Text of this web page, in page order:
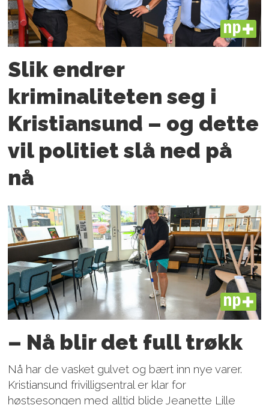
PLUS
Slik endrer
kriminaliteten seg i
Kristiansund – og dette
vil politiet slå ned på
nå
PLUS
– Nå blir det full trøkk
Nå har de vasket gulvet og bært inn nye varer.
Kristiansund frivilligsentral er klar for
høstsesongen med alltid blide Jeanette Lille